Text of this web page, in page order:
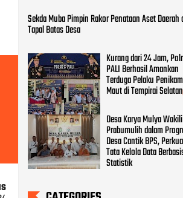
Sekda Muba Pimpin Rakor Penataan Aset Daerah
Tapal Batas Desa
Kurang dari 24 Jam,
PALI Berhasil Amankan
Terduga Pelaku
Maut di Tempirai Selatan
Desa Karya Mulya Wakili
Prabumulih dalam
Desa Cantik BPS,
Tata Kelola Data
Statistik